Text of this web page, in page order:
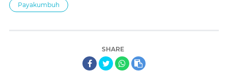
Payakumbuh
SHARE